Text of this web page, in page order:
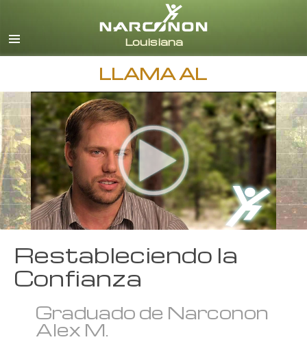
LLAMA AL
Restableciendo la
Confianza
Graduado de Narconon
Alex M.